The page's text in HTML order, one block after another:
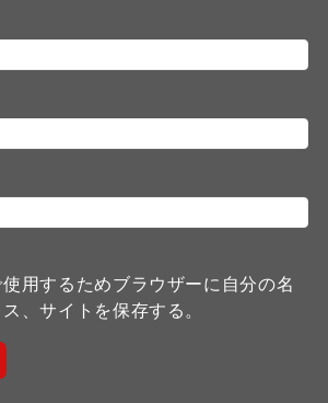
用するためブラウザーに自分の名
、サイトを保存する。